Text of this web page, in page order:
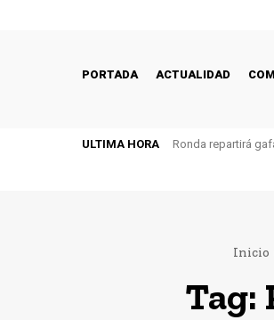
PORTADA ACTUALIDAD
ULTIMA HORA Ronda repartirá
Inicio
Tag: